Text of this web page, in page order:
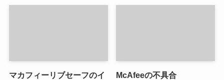
マカフィーリブセーフのイ
McAfeeの不具合